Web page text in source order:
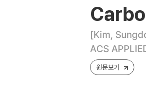
[Kim,
ACS
원문보기